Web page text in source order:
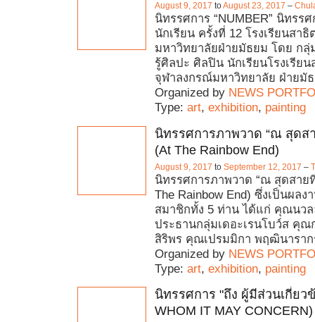
August 9, 2017 toAugust 23, 2017 –
นิทรรศการ “NUMBER” นิทรร
นักเรียน ครั้งที่ 12 โรงเรียนสา
มหาวิทยาลัยฝ่ายมัธยม โดย กลุ่
รู้ศิลปะ ศิลปิน นักเรียนโรงเรียน
จุฬาลงกรณ์มหาวิทยาลัย ฝ่ายมั
Organized by NEWS
Type: art, exhibition, painting
นิทรรศการภาพวาด “ณ สุดส
(At The Rainbow End)
August 9, 2017 to September 12, 2017 –
นิทรรศการภาพวาด “ณ สุดสาย
The Rainbow End) ซึ่งเป็นผลง
สมาชิกทั้ง 5 ท่าน ได้แก่ คุณนว
ประธานกลุ่มเดอะเรนโบว์ส คุ
สิริพร คุณเปรมมิกา พฤฒินารา
Organized by NEWS
Type: art, exhibition, painting
นิทรรศการ "ถึง ผู้มีส่วนเกี่ยว
WHOM IT MAY CONCERN)